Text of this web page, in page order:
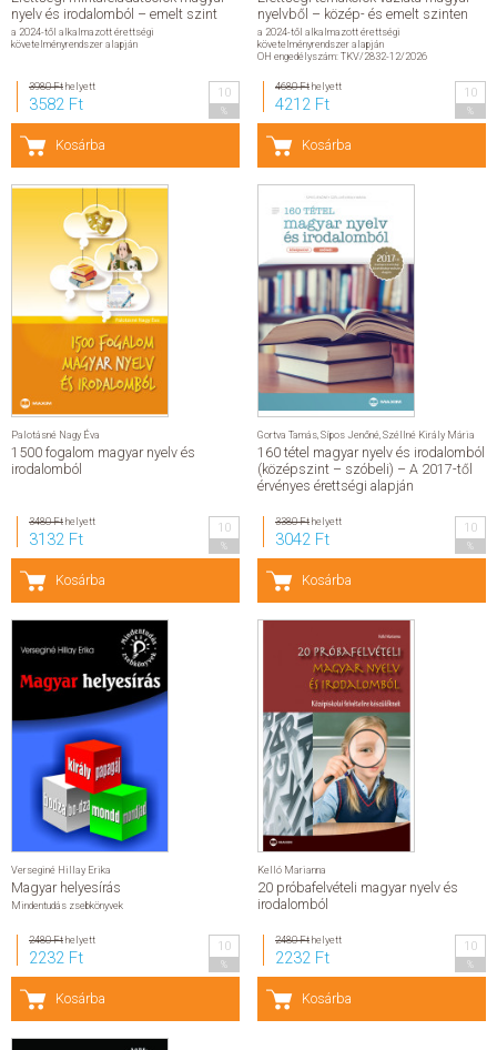
nyelv és irodalomból – emelt szint
a 2024-től alkalmazott érettségi
követelményrendszer alapján
3980 Fthelyett
3582 Ft
10
Kosárba
nyelvből – közép- és emelt szinten
a 2024-től alkalmazott érettségi
követelményrendszer alapján
OH engedélyszám: TKV/2832-12/2026
4680 Fthelyett
4212 Ft
10
Kosárba
Palotásné Nagy Éva
1500 fogalom magyar nyelv és
irodalomból
3480 Fthelyett
3132 Ft
10
Kosárba
Gortva Tamás Sípos Jenőné Széllné Király Mária
160 tétel magyar nyelv és irodalomból
(középszint – szóbeli) – A 2017-től
érvényes érettségi alapján
3380 Fthelyett
3042 Ft
10
Kosárba
Verseginé Hillay Erika
Magyar helyesírás
Mindentudás zsebkönyvek
2480 Fthelyett
2232 Ft
10
Kosárba
Kelló Marianna
20 próbafelvételi magyar nyelv és
irodalomból
2480 Fthelyett
2232 Ft
10
Kosárba